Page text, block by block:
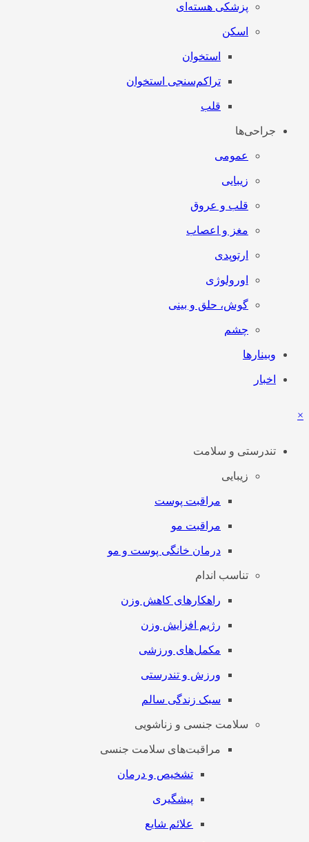
پزشکی هسته‌ای
اسکن
استخوان
تراکم‌سنجی استخوان
قلب
جراحی‌ها
عمومی
زیبایی
قلب و عروق
مغز و اعصاب
ارتوپدی
اورولوژی
گوش، حلق و بینی
چشم
وبینارها
اخبار
×
تندرستی و سلامت
زیبایی
مراقبت پوست
مراقبت مو
درمان خانگی پوست و مو
تناسب اندام
راهکارهای کاهش وزن
رژیم افزایش وزن
مکمل‌های ورزشی
ورزش و تندرستی
سبک زندگی سالم
سلامت جنسی و زناشویی
مراقبت‌های سلامت جنسی
تشخیص و درمان
پیشگیری
علائم شایع